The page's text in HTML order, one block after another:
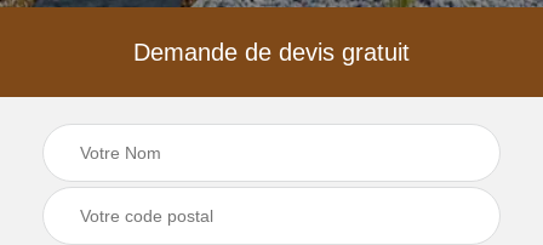
Demande de devis gratuit